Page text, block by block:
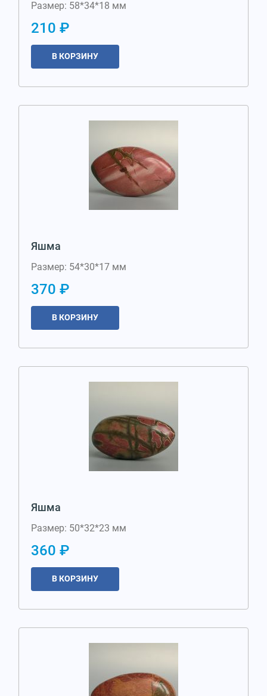
Размер: 58*34*18 мм
210 ₽
В КОРЗИНУ
Яшма
Размер: 54*30*17 мм
370 ₽
В КОРЗИНУ
Яшма
Размер: 50*32*23 мм
360 ₽
В КОРЗИНУ